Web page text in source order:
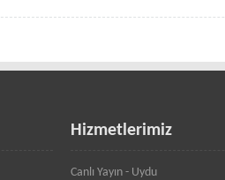
Hizmetlerimiz
Canlı Yayın - Uydu